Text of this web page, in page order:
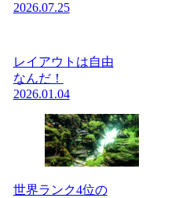
2026.07.25
レイアウトは自由
なんだ！
2026.01.04
世界ランク4位の